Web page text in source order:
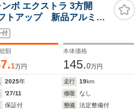
ボ エクストラ 3方開
トアップ 新品アルミ
オートマ車 スマート
トアシスト アイドリ
ナー LED
付
額
1万円
本体価格
145.0万円
2025年 走行 19km
'27/11 修復
なし
保証付 整備
法定整備付